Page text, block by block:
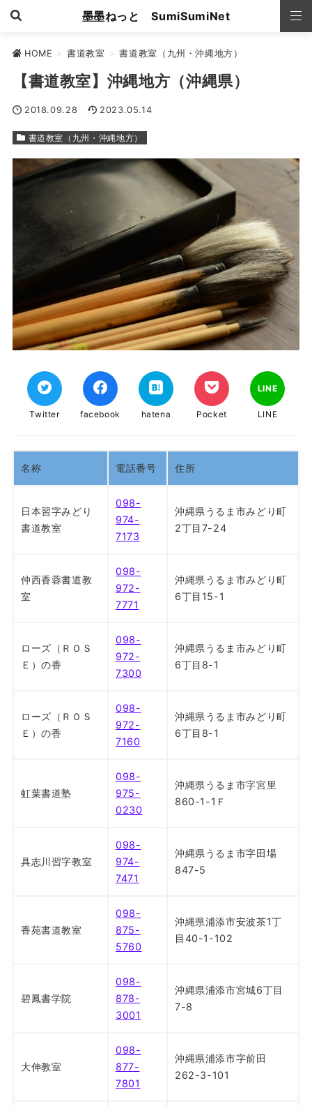
墨墨ねっと SumiSumiNet
HOME > 書道教室 > 書道教室（九州・沖縄地方）
【書道教室】沖縄地方（沖縄県）
2018.09.28 2023.05.14
書道教室（九州・沖縄地方）
Twitter facebook hatena Pocket
LINE
LINE
名称 電話番号 住所
日本習字みどり
書道教室
098-
974-
7173
沖縄県うるま市みどり町
2丁目7-24
仲西香蓉書道教
室
098-
972-
7771
沖縄県うるま市みどり町
6丁目15-1
ローズ（ＲＯＳ
Ｅ）の香
098-
972-
7300
沖縄県うるま市みどり町
6丁目8-1
ローズ（ＲＯＳ
Ｅ）の香
098-
972-
7160
沖縄県うるま市みどり町
6丁目8-1
虹葉書道塾
098-
975-
0230
沖縄県うるま市字宮里
860-1-1Ｆ
具志川習字教室
098-
974-
7471
沖縄県うるま市字田場
847-5
香苑書道教室
098-
875-
5760
沖縄県浦添市安波茶1丁
目40-1-102
碧鳳書学院
098-
878-
3001
沖縄県浦添市宮城6丁目
7-8
大伸教室
098-
877-
7801
沖縄県浦添市字前田
262-3-101